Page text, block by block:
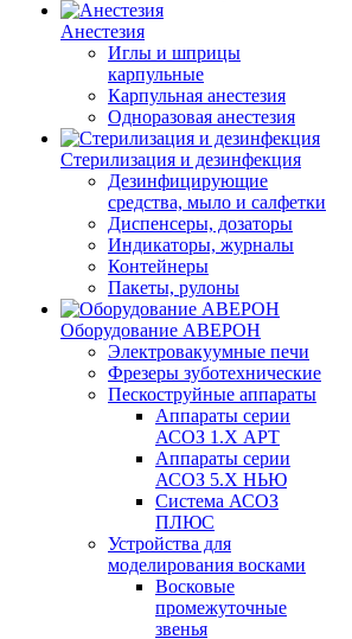
Анестезия
Иглы и шприцы
карпульные
Карпульная анестезия
Одноразовая анестезия
Стерилизация и дезинфекция
Дезинфицирующие
средства, мыло и салфетки
Диспенсеры, дозаторы
Индикаторы, журналы
Контейнеры
Пакеты, рулоны
Оборудование АВЕРОН
Электровакуумные печи
Фрезеры зуботехнические
Пескоструйные аппараты
Аппараты серии
АСОЗ 1.Х АРТ
Аппараты серии
АСОЗ 5.Х НЬЮ
Система АСОЗ
ПЛЮС
Устройства для
моделирования восками
Восковые
промежуточные
звенья